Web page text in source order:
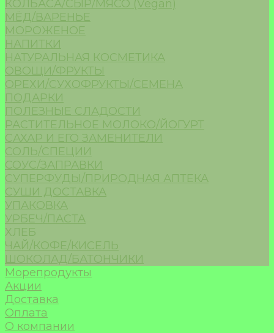
КОЛБАСА/СЫР/МЯСО (Vegan)
МЁД/ВАРЕНЬЕ
МОРОЖЕНОЕ
НАПИТКИ
НАТУРАЛЬНАЯ КОСМЕТИКА
ОВОЩИ/ФРУКТЫ
ОРЕХИ/СУХОФРУКТЫ/СЕМЕНА
ПОДАРКИ
ПОЛЕЗНЫЕ СЛАДОСТИ
РАСТИТЕЛЬНОЕ МОЛОКО/ЙОГУРТ
САХАР И ЕГО ЗАМЕНИТЕЛИ
СОЛЬ/СПЕЦИИ
СОУС/ЗАПРАВКИ
СУПЕРФУДЫ/ПРИРОДНАЯ АПТЕКА
СУШИ ДОСТАВКА
УПАКОВКА
УРБЕЧ/ПАСТА
ХЛЕБ
ЧАЙ/КОФЕ/КИСЕЛЬ
ШОКОЛАД/БАТОНЧИКИ
Морепродукты
Акции
Доставка
Оплата
О компании